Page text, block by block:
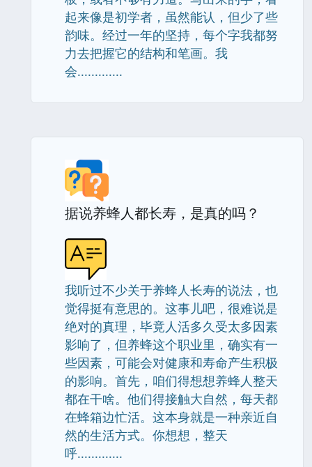
起来像是初学者，虽然能认，但少了些
韵味。经过一年的坚持，每个字我都努
力去把握它的结构和笔画。我
会.............
据说养蜂人都长寿，是真的吗？
我听过不少关于养蜂人长寿的说法，也
觉得挺有意思的。这事儿吧，很难说是
绝对的真理，毕竟人活多久受太多因素
影响了，但养蜂这个职业里，确实有一
些因素，可能会对健康和寿命产生积极
的影响。首先，咱们得想想养蜂人整天
都在干啥。他们得接触大自然，每天都
在蜂箱边忙活。这本身就是一种亲近自
然的生活方式。你想想，整天
呼.............